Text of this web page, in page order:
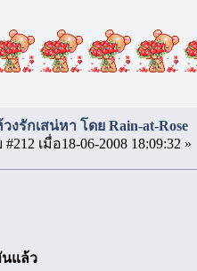
งรักเสน่หา โดย Rain-at-Rose
เมื่อ18-06-2008 18:09:32 »
แล้ว